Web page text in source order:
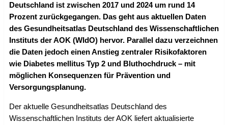
Deutschland ist zwischen 2017 und 2024 um rund 14
Prozent zurückgegangen. Das geht aus aktuellen Daten
des Gesundheitsatlas Deutschland des Wissenschaftlichen
Instituts der AOK (WIdO) hervor. Parallel dazu verzeichnen
die Daten jedoch einen Anstieg zentraler Risikofaktoren
wie Diabetes mellitus Typ 2 und Bluthochdruck – mit
möglichen Konsequenzen für Prävention und
Versorgungsplanung.
Der aktuelle Gesundheitsatlas Deutschland des
Wissenschaftlichen Instituts der AOK liefert aktualisierte